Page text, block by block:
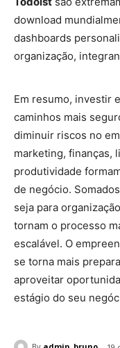
download
dashboards
organização,
Em resumo, investir
caminhos mais
diminuir riscos no
marketing, finanças,
produtividade
de negócio.
seja para
tornam o processo
escalável. O
se torna mais
aproveitar
estágio do seu